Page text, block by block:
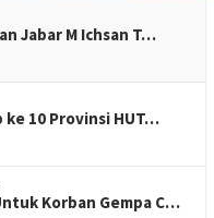
Jabar M Ichsan T…
ke 10 Provinsi HUT…
Korban Gempa C…